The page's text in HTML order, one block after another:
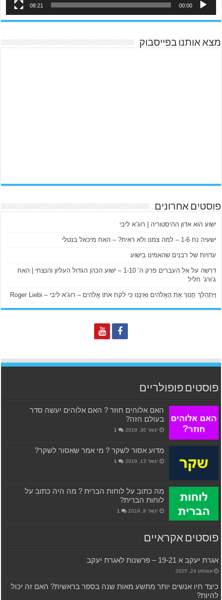
00:00
08:21
מצא אותנו בפייסבוק
פוסטים אחרונים
ישוע הוא אדון ההיסטוריה | רוג’א ליבי
ישעיה נח 1-6 – למה צמנו ולא ראית? – האח מיכאל בנטלי
עדויות של רבנים שהאמינו בישוע
דרשה על אל העברים פרק ה’ 1-10 – ישוע הכהן הגדול העליון והנצחי | האח
ג’ורג’ חליל
וַיִּתְהַלֵּךְ חֲנוֹךְ אֶת הָאֱלֹהִים וְאֵינֶנּוּ כִּי לקח אֹתוֹ אֱלֹהִים – רוג’א ליבי – Roger Liebi
פוסטים פופולריים
האם אלוהים חוזר ? האם אלוהים יעשה סדר
בעולם הזה?
ינואר 30, 2019 1
מדוע אסור לשקר ? מי אמר שאסור לשקר?
ינואר 13, 2019 1
מה כתוב על לוחות הברית ? מה היה כתוב על
לוחות הברית?
ינואר 8, 2019 1
פוסטים אקראיים
אגרת יעקב א 19-21 – פרשנות לאגרת יעקב
אוגוסט 24, 2025
כיצד חיו אנשים יותר מתשע מאות שנה בספר בראשית? האם זה יכול
להיות?